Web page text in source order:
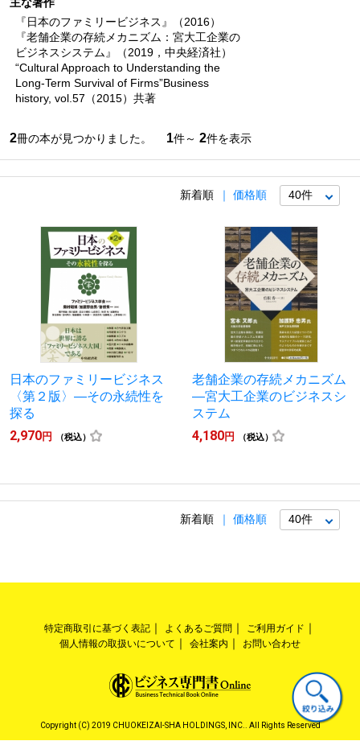
『日本のファミリービジネス』（2016）
『老舗企業の存続メカニズム：宮大工企業の
ビジネスシステム』（2019，中央経済社）
“Cultural Approach to Understanding the
Long-Term Survival of Firms”Business
history, vol.57（2015）共著
2冊の本が見つかりました。 1件～ 2件を表示
新着順 価格順
日本のファミリービジネス
〈第２版〉―その永続性を
探る
2,970円 （税込）
老舗企業の存続メカニズム
―宮大工企業のビジネスシ
ステム
4,180円 （税込）
新着順 価格順
特定商取引に基づく表記 よくあるご質問
ご利用ガイド
個人情報の取扱いについて
会社案内 お問い合わせ
Copyright (C) 2019 CHUOKEIZAI-SHA HOLDINGS, INC.. All Rights Reserved